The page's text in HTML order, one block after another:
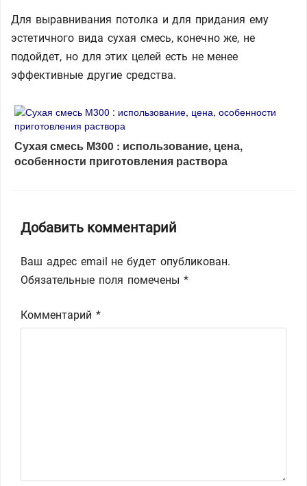
Для выравнивания потолка и для придания ему
эстетичного вида сухая смесь, конечно же, не
подойдет, но для этих целей есть не менее
эффективные другие средства.
Сухая смесь М300 : использование, цена,
особенности приготовления раствора
Добавить комментарий
Ваш адрес email не будет опубликован.
Обязательные поля помечены *
Комментарий *